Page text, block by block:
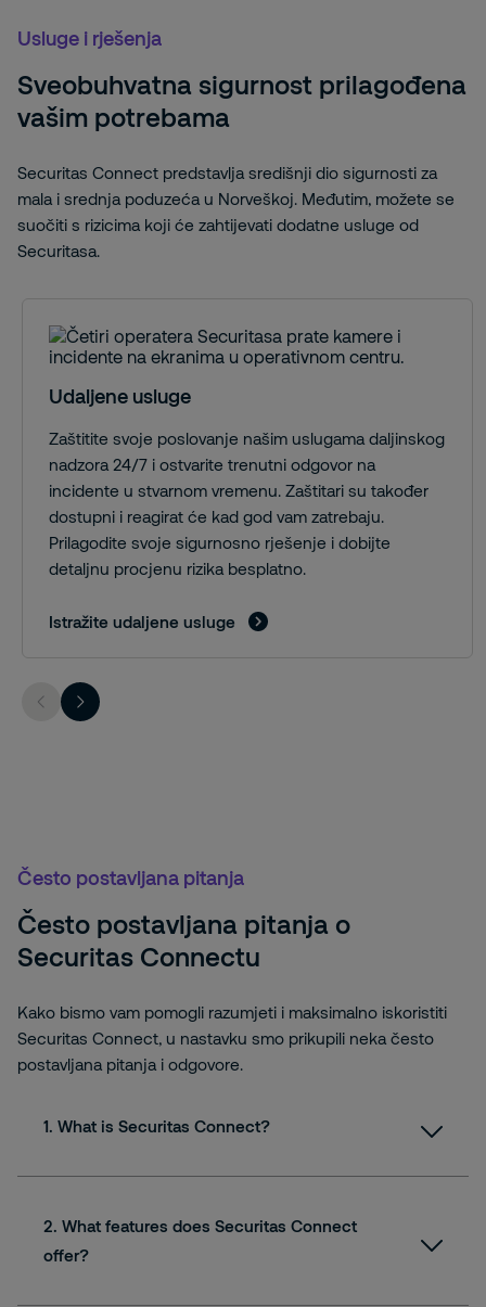
Usluge i rješenja
Sveobuhvatna sigurnost prilagođena
vašim potrebama
Securitas Connect predstavlja središnji dio sigurnosti za
mala i srednja poduzeća u Norveškoj. Međutim, možete se
suočiti s rizicima koji će zahtijevati dodatne usluge od
Securitasa.
Udaljene usluge
Zaštitite svoje poslovanje našim uslugama daljinskog
nadzora 24/7 i ostvarite trenutni odgovor na
incidente u stvarnom vremenu. Zaštitari su također
dostupni i reagirat će kad god vam zatrebaju.
Prilagodite svoje sigurnosno rješenje i dobijte
detaljnu procjenu rizika besplatno.
Istražite udaljene usluge
Često postavljana pitanja
Često postavljana pitanja o
Securitas Connectu
Kako bismo vam pomogli razumjeti i maksimalno iskoristiti
Securitas Connect, u nastavku smo prikupili neka često
postavljana pitanja i odgovore.
1. What is Securitas Connect?
2. What features does Securitas Connect
offer?